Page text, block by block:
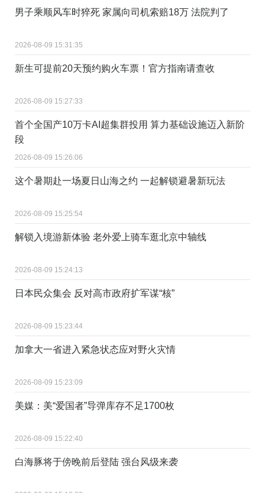
男子乘顺风车时猝死 家属向司机索赔18万 法院判了
2026-08-09 15:31:35
新生可提前20天预约购火车票！官方指南请查收
2026-08-09 15:27:33
首个全国产10万卡AI超集群投用 算力基础设施迈入新阶
段
2026-08-09 15:26:06
这个暑期赴一场夏日山海之约 一起解锁避暑新玩法
2026-08-09 15:25:54
解锁入境游新体验 老外爱上骑车逛北京中轴线
2026-08-09 15:24:13
日本民众集会 反对高市政府扩军谋“核”
2026-08-09 15:23:44
加拿大一省进入紧急状态应对野火灾情
2026-08-09 15:23:09
美媒：美“爱国者”导弹库存不足1700枚
2026-08-09 15:22:40
白海豚将于傍晚前后登陆 强台风级来袭